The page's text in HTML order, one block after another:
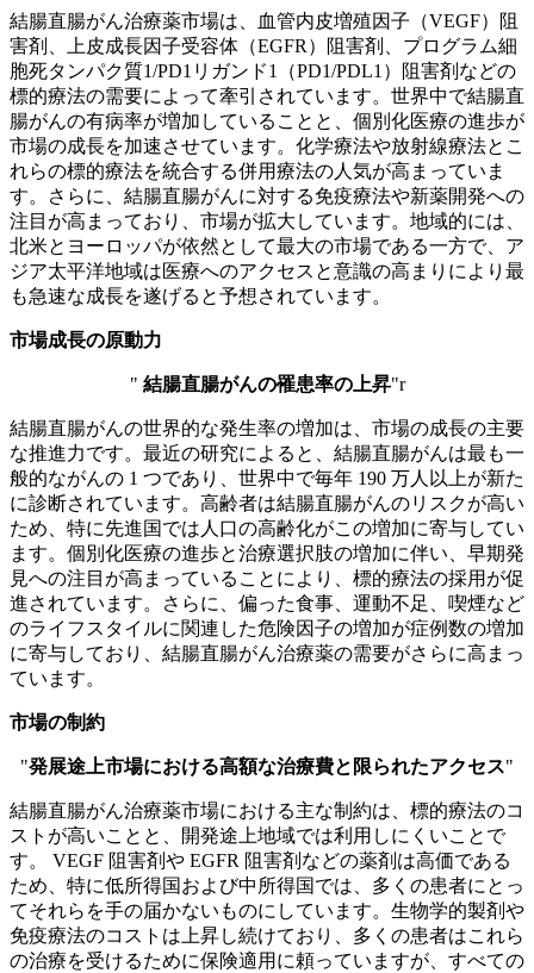
結腸直腸がん治療薬市場は、血管内皮増殖因子（VEGF）阻
害剤、上皮成長因子受容体（EGFR）阻害剤、プログラム細
胞死タンパク質1/PD1リガンド1（PD1/PDL1）阻害剤などの
標的療法の需要によって牽引されています。世界中で結腸直
腸がんの有病率が増加していることと、個別化医療の進歩が
市場の成長を加速させています。化学療法や放射線療法とこ
れらの標的療法を統合する併用療法の人気が高まっていま
す。さらに、結腸直腸がんに対する免疫療法や新薬開発への
注目が高まっており、市場が拡大しています。地域的には、
北米とヨーロッパが依然として最大の市場である一方で、ア
ジア太平洋地域は医療へのアクセスと意識の高まりにより最
も急速な成長を遂げると予想されています。
市場成長の原動力
" 結腸直腸がんの罹患率の上昇"r
結腸直腸がんの世界的な発生率の増加は、市場の成長の主要
な推進力です。最近の研究によると、結腸直腸がんは最も一
般的ながんの 1 つであり、世界中で毎年 190 万人以上が新た
に診断されています。高齢者は結腸直腸がんのリスクが高い
ため、特に先進国では人口の高齢化がこの増加に寄与してい
ます。個別化医療の進歩と治療選択肢の増加に伴い、早期発
見への注目が高まっていることにより、標的療法の採用が促
進されています。さらに、偏った食事、運動不足、喫煙など
のライフスタイルに関連した危険因子の増加が症例数の増加
に寄与しており、結腸直腸がん治療薬の需要がさらに高まっ
ています。
市場の制約
"発展途上市場における高額な治療費と限られたアクセス"
結腸直腸がん治療薬市場における主な制約は、標的療法のコ
ストが高いことと、開発途上地域では利用しにくいことで
す。 VEGF 阻害剤や EGFR 阻害剤などの薬剤は高価である
ため、特に低所得国および中所得国では、多くの患者にとっ
てそれらを手の届かないものにしています。生物学的製剤や
免疫療法のコストは上昇し続けており、多くの患者はこれら
の治療を受けるために保険適用に頼っていますが、すべての